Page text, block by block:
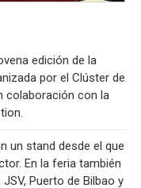
edición de la
por el Clúster de
colaboración con la
un stand desde el que
En la feria también
Puerto de Bilbao y